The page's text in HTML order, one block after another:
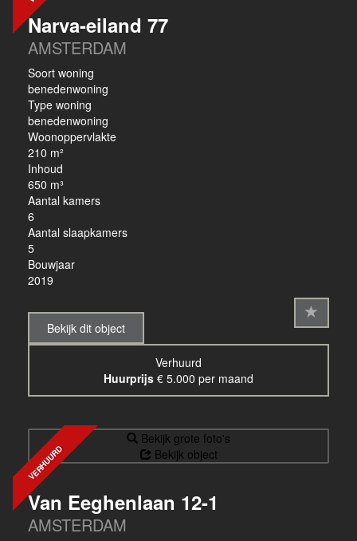
Narva-eiland 77
AMSTERDAM
Soort woning
benedenwoning
Type woning
benedenwoning
Woonoppervlakte
210 m²
Inhoud
650 m³
Aantal kamers
6
Aantal slaapkamers
5
Bouwjaar
2019
Bekijk dit object
Verhuurd
Huurprijs € 5.000 per maand
VERHUURD
Bekijk grote foto's
Bekijk object
Van Eeghenlaan 12-1
AMSTERDAM